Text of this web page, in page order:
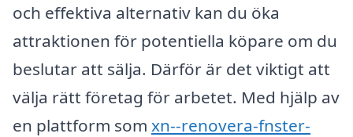
och effektiva alternativ kan du öka
attraktionen för potentiella köpare om du
beslutar att sälja. Därför är det viktigt att
välja rätt företag för arbetet. Med hjälp av
en plattform som xn--renovera-fnster-